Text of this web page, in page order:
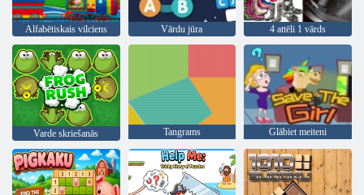
Alfabētiskais vilciens Vārdu jūra 4 attēli 1 vārds
Varde skriešanās Tangrams Glābiet meiteni